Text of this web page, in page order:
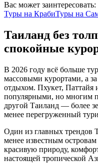
Вас может заинтересовать:
Туры на КрабиТуры на
Таиланд без
спокойные
В 2026 году всё больше
массовыми курортами, а
отдыхом. Пхукет, Паттайя
популярными, но многим
другой Таиланд — более
менее перегруженный
Один из главных трендов
менее известным
красивую природу,
настоящей тропической